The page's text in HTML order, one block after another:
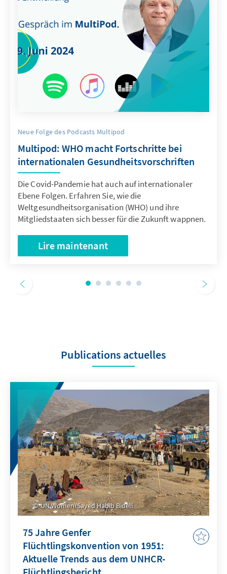
Neue Folge des Podcasts Multipod
Multipod: WHO macht Fortschritte bei
internationalen Gesundheitsvorschriften
Die Covid-Pandemie hat auch auf internationaler
Ebene Folgen. Erfahren Sie, wie die
Weltgesundheitsorganisation (WHO) und ihre
Mitgliedstaaten sich besser für die Zukunft wappnen.
Lire maintenant
Publications actuelles
UN Women/Sayed Habib Bidell
75 Jahre Genfer
Flüchtlingskonvention von 1951:
Aktuelle Trends aus dem UNHCR-